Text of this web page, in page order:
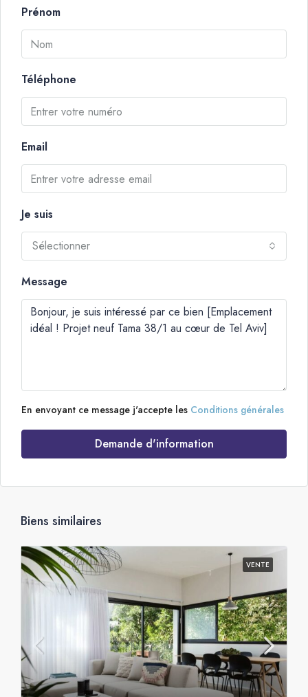
Prénom
Téléphone
Email
Je suis
Sélectionner
Message
En envoyant ce message j'accepte les Conditions générales
Demande d'information
Biens similaires
VENTE